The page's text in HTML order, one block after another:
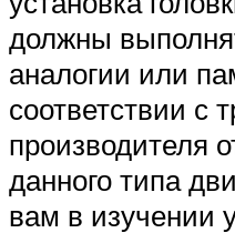
должны
аналогии или
соответствии с
производителя
данного типа
вам в изучении